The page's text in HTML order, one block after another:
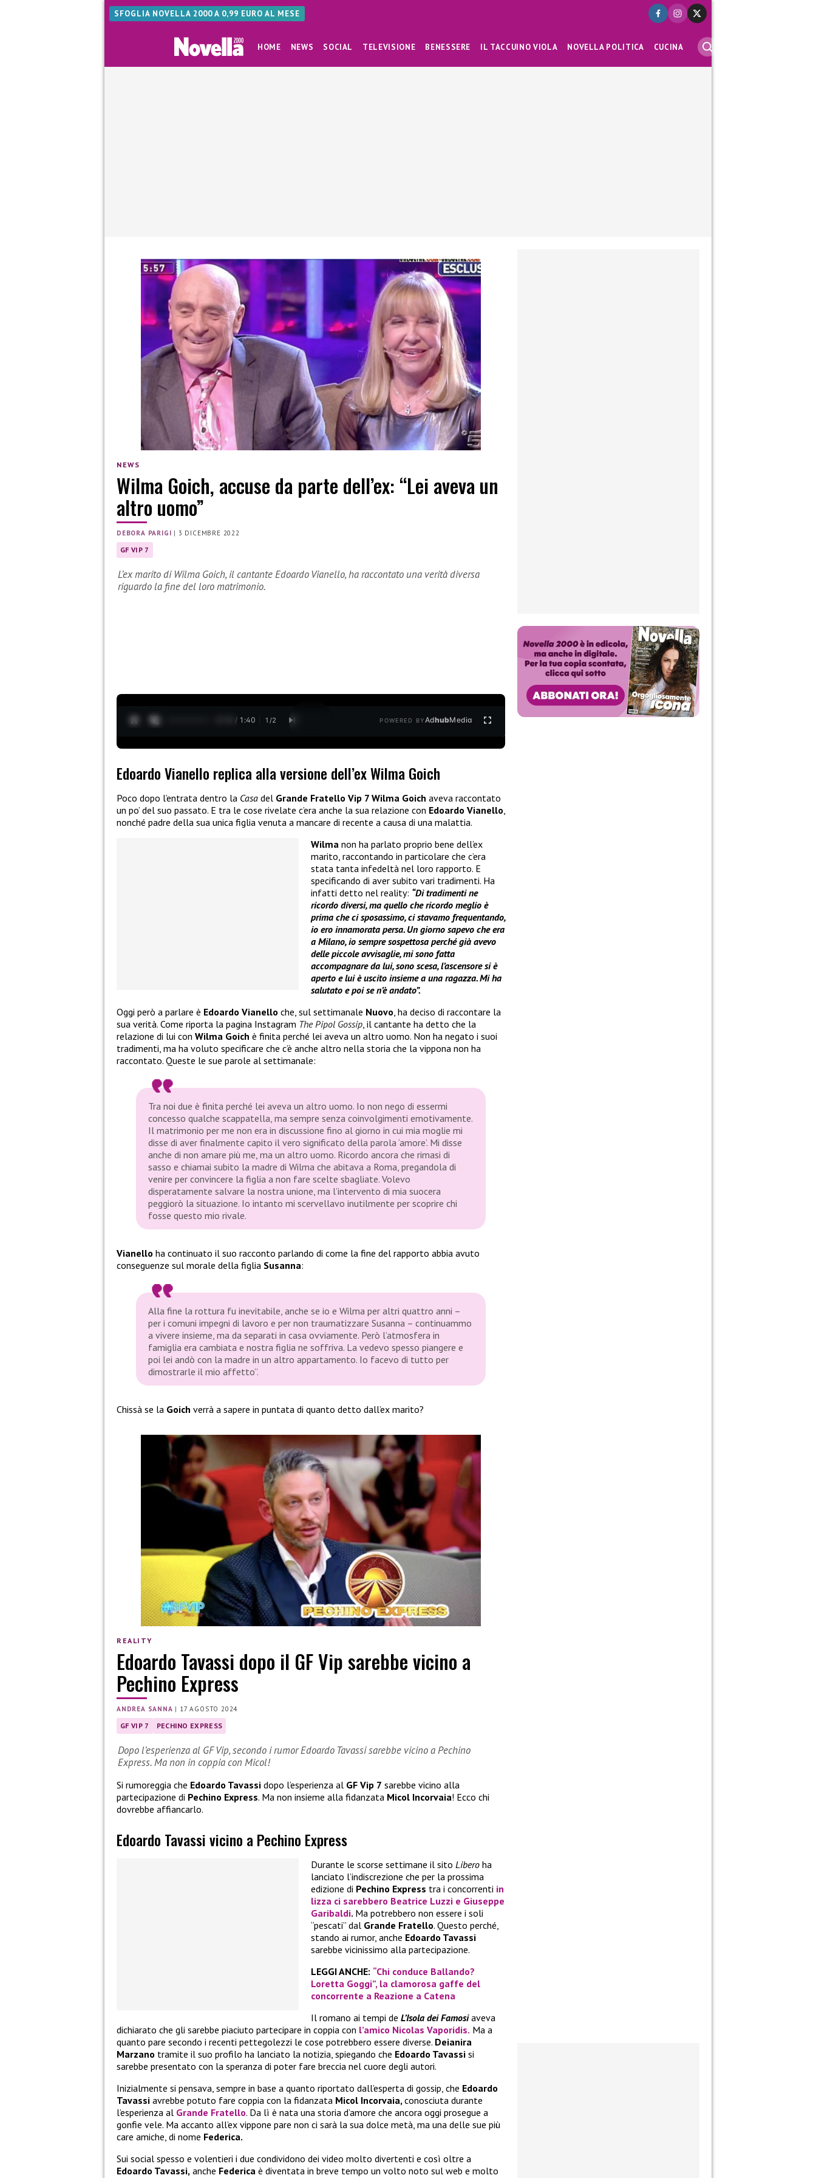
SFOGLIA NOVELLA 2000 A 0,99 EURO AL MESE
HOME NEWS SOCIAL TELEVISIONE BENESSERE IL TACCUINO VIOLA NOVELLA POLITICA CUCINA
NEWS
Wilma Goich, accuse da parte dell’ex: “Lei aveva un
altro uomo”
DEBORA PARIGI | 3 DICEMBRE 2022
GF VIP 7
L’ex marito di Wilma Goich, il cantante Edoardo Vianello, ha raccontato una verità diversa
riguardo la fine del loro matrimonio.
0:11 / 1:40 1 /2 POWERED BYAdhubMedia
Edoardo Vianello replica alla versione dell’ex Wilma Goich
Poco dopo l’entrata dentro la Casa del Grande Fratello Vip 7 Wilma Goich aveva raccontato
un po’ del suo passato. E tra le cose rivelate c’era anche la sua relazione con Edoardo Vianello,
nonché padre della sua unica figlia venuta a mancare di recente a causa di una malattia.
Wilma non ha parlato proprio bene dell’ex
marito, raccontando in particolare che c’era
stata tanta infedeltà nel loro rapporto. E
specificando di aver subito vari tradimenti. Ha
infatti detto nel reality: “Di tradimenti ne
ricordo diversi, ma quello che ricordo meglio è
prima che ci sposassimo, ci stavamo frequentando,
io ero innamorata persa. Un giorno sapevo che era
a Milano, io sempre sospettosa perché già avevo
delle piccole avvisaglie, mi sono fatta
accompagnare da lui, sono scesa, l’ascensore si è
aperto e lui è uscito insieme a una ragazza. Mi ha
salutato e poi se n’è andato”.
Oggi però a parlare è Edoardo Vianello che, sul settimanale Nuovo, ha deciso di raccontare la
sua verità. Come riporta la pagina Instagram The Pipol Gossip, il cantante ha detto che la
relazione di lui con Wilma Goich è finita perché lei aveva un altro uomo. Non ha negato i suoi
tradimenti, ma ha voluto specificare che c’è anche altro nella storia che la vippona non ha
raccontato. Queste le sue parole al settimanale:
Tra noi due è finita perché lei aveva un altro uomo. Io non nego di essermi
concesso qualche scappatella, ma sempre senza coinvolgimenti emotivamente.
Il matrimonio per me non era in discussione fino al giorno in cui mia moglie mi
disse di aver finalmente capito il vero significato della parola ‘amore’. Mi disse
anche di non amare più me, ma un altro uomo. Ricordo ancora che rimasi di
sasso e chiamai subito la madre di Wilma che abitava a Roma, pregandola di
venire per convincere la figlia a non fare scelte sbagliate. Volevo
disperatamente salvare la nostra unione, ma l’intervento di mia suocera
peggiorò la situazione. Io intanto mi scervellavo inutilmente per scoprire chi
fosse questo mio rivale.
Vianello ha continuato il suo racconto parlando di come la fine del rapporto abbia avuto
conseguenze sul morale della figlia Susanna:
Alla fine la rottura fu inevitabile, anche se io e Wilma per altri quattro anni –
per i comuni impegni di lavoro e per non traumatizzare Susanna – continuammo
a vivere insieme, ma da separati in casa ovviamente. Però l’atmosfera in
famiglia era cambiata e nostra figlia ne soffriva. La vedevo spesso piangere e
poi lei andò con la madre in un altro appartamento. Io facevo di tutto per
dimostrarle il mio affetto”.
Chissà se la Goich verrà a sapere in puntata di quanto detto dall’ex marito?
REALITY
Edoardo Tavassi dopo il GF Vip sarebbe vicino a
Pechino Express
ANDREA SANNA | 17 AGOSTO 2024
GF VIP 7 PECHINO EXPRESS
Dopo l’esperienza al GF Vip, secondo i rumor Edoardo Tavassi sarebbe vicino a Pechino
Express. Ma non in coppia con Micol!
Si rumoreggia che Edoardo Tavassi dopo l’esperienza al GF Vip 7 sarebbe vicino alla
partecipazione di Pechino Express. Ma non insieme alla fidanzata Micol Incorvaia! Ecco chi
dovrebbe affiancarlo.
Edoardo Tavassi vicino a Pechino Express
Durante le scorse settimane il sito Libero ha
lanciato l’indiscrezione che per la prossima
edizione di Pechino Express tra i concorrenti in
lizza ci sarebbero Beatrice Luzzi e Giuseppe
Garibaldi. Ma potrebbero non essere i soli
“pescati” dal Grande Fratello. Questo perché,
stando ai rumor, anche Edoardo Tavassi
sarebbe vicinissimo alla partecipazione.
LEGGI ANCHE: “Chi conduce Ballando?
Loretta Goggi”, la clamorosa gaffe del
concorrente a Reazione a Catena
Il romano ai tempi de L’Isola dei Famosiaveva
dichiarato che gli sarebbe piaciuto partecipare in coppia con l’amico Nicolas Vaporidis. Ma a
quanto pare secondo i recenti pettegolezzi le cose potrebbero essere diverse. Deianira
Marzano tramite il suo profilo ha lanciato la notizia, spiegando che Edoardo Tavassi si
sarebbe presentato con la speranza di poter fare breccia nel cuore degli autori.
Inizialmente si pensava, sempre in base a quanto riportato dall’esperta di gossip, che Edoardo
Tavassi avrebbe potuto fare coppia con la fidanzata Micol Incorvaia,conosciuta durante
l’esperienza al Grande Fratello. Da lì è nata una storia d’amore che ancora oggi prosegue a
gonfie vele. Ma accanto all’ex vippone pare non ci sarà la sua dolce metà, ma una delle sue più
care amiche, di nome Federica.
Sui social spesso e volentieri i due condividono dei video molto divertenti e così oltre a
Edoardo Tavassi, anche Federica è diventata in breve tempo un volto noto sul web e molto